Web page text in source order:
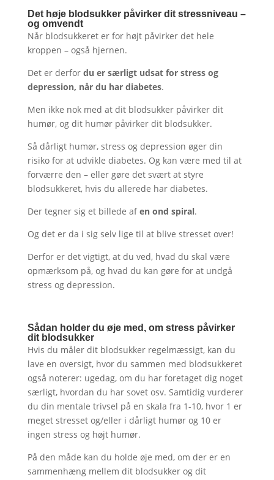
Det høje blodsukker påvirker dit stressniveau –
og omvendt
Når blodsukkeret er for højt påvirker det hele
kroppen – også hjernen.
Det er derfor du er særligt udsat for stress og
depression, når du har diabetes.
Men ikke nok med at dit blodsukker påvirker dit
humør, og dit humør påvirker dit blodsukker.
Så dårligt humør, stress og depression øger din
risiko for at udvikle diabetes. Og kan være med til at
forværre den – eller gøre det svært at styre
blodsukkeret, hvis du allerede har diabetes.
Der tegner sig et billede af en ond spiral.
Og det er da i sig selv lige til at blive stresset over!
Derfor er det vigtigt, at du ved, hvad du skal være
opmærksom på, og hvad du kan gøre for at undgå
stress og depression.
Sådan holder du øje med, om stress påvirker
dit blodsukker
Hvis du måler dit blodsukker regelmæssigt, kan du
lave en oversigt, hvor du sammen med blodsukkeret
også noterer: ugedag, om du har foretaget dig noget
særligt, hvordan du har sovet osv. Samtidig vurderer
du din mentale trivsel på en skala fra 1-10, hvor 1 er
meget stresset og/eller i dårligt humør og 10 er
ingen stress og højt humør.
På den måde kan du holde øje med, om der er en
sammenhæng mellem dit blodsukker og dit